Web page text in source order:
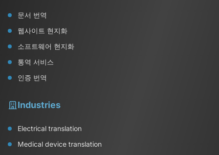
문서 번역
웹사이트 현지화
소프트웨어 현지화
통역 서비스
인증 번역
Industries
Electrical translation
Medical device translation